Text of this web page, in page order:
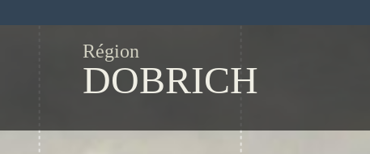
Région
DOBRICH